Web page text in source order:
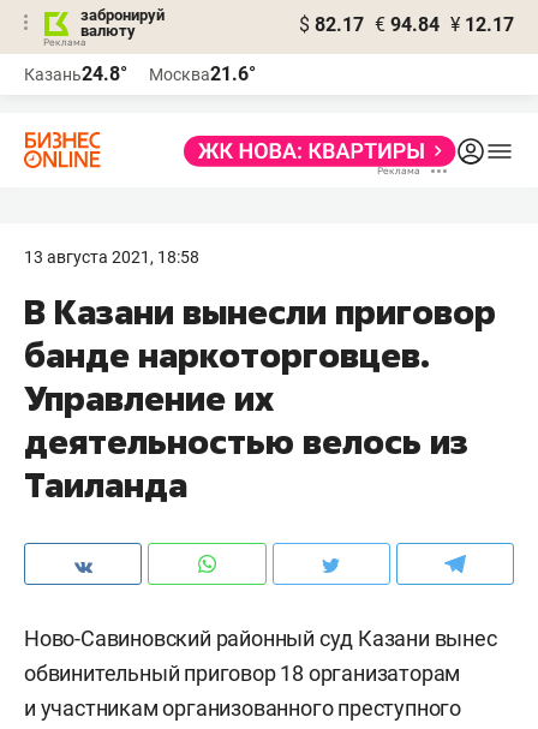
забронируй
валюту
$ 82.17 € 94.84 ¥ 12.17
Казань24.8° Москва21.6°
13 августа 2021, 18:58
В Казани вынесли приговор
банде наркоторговцев.
Управление их
деятельностью велось из
Таиланда
Ново-Савиновский районный суд Казани вынес
обвинительный приговор 18 организаторам
и участникам организованного преступного